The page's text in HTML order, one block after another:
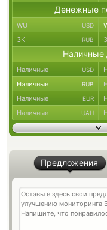
Денежные
WU USD
ЗК RUB
Наличные
Наличные USD
Наличные RUB
Наличные EUR
Наличные UAH
Предложения